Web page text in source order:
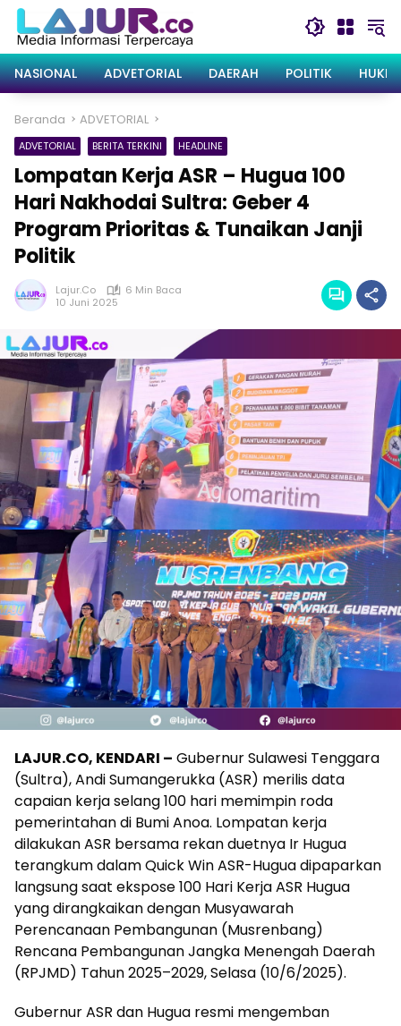
Langsung
konten
NASIONAL
ADVETORIAL DAERAH POLITIK
Beranda ADVETORIAL
ADVETORIAL BERITA TERKINI HEADLINE
Lompatan Kerja ASR – Hugua 100
Hari Nakhodai Sultra: Geber 4
Program Prioritas & Tunaikan Janji
Politik
Lajur.co
6 Min Baca
10 Juni 2025
LAJUR.CO, KENDARI – Gubernur Sulawesi Tenggara
(Sultra), Andi Sumangerukka (ASR) merilis data
capaian kerja selang 100 hari memimpin roda
pemerintahan di Bumi Anoa. Lompatan kerja
dilakukan ASR bersama rekan duetnya Ir Hugua
terangkum dalam Quick Win ASR-Hugua dipaparkan
langsung saat ekspose 100 Hari Kerja ASR Hugua
yang dirangkaikan dengan Musyawarah
Perencanaan Pembangunan (Musrenbang)
Rencana Pembangunan Jangka Menengah Daerah
(RPJMD) Tahun 2025–2029, Selasa (10/6/2025).
Gubernur ASR dan Hugua resmi mengemban